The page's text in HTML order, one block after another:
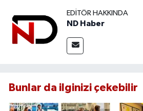
EDITÖR HAKKINDA
ND Haber
Bunlar da ilginizi çekebilir